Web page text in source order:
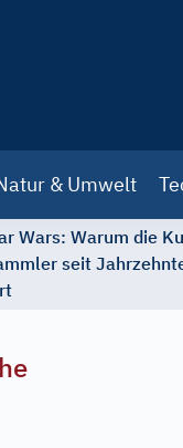
& Umwelt
Wars: Warum die
seit